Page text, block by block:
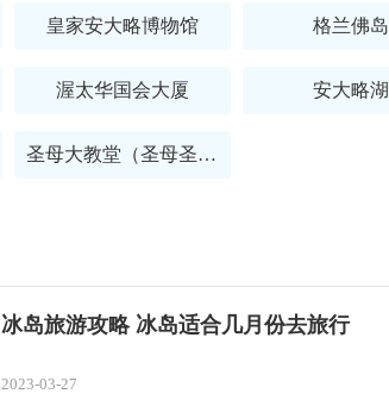
皇家安大略博物馆 格兰佛岛
渥太华国会大厦 安大略湖
圣母大教堂（圣母圣殿）
冰岛旅游攻略 冰岛适合几月份去旅行
2023-03-27